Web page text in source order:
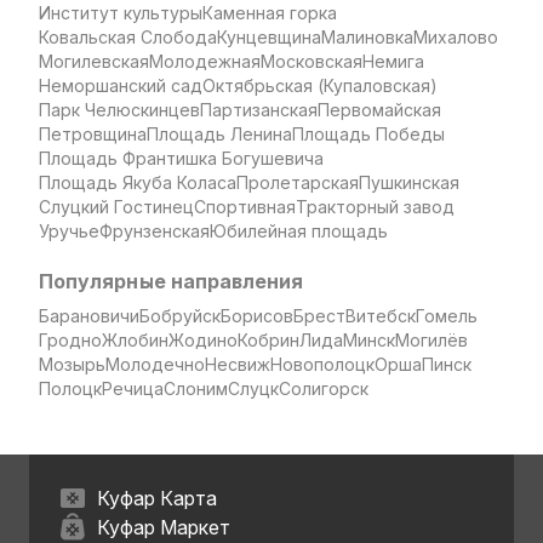
Институт культурыКаменная горка
Ковальская СлободаКунцевщинаМалиновкаМихалово
МогилевскаяМолодежнаяМосковскаяНемига
Неморшанский садОктябрьская (Купаловская)
Парк ЧелюскинцевПартизанскаяПервомайская
ПетровщинаПлощадь ЛенинаПлощадь Победы
Площадь Франтишка Богушевича
Площадь Якуба КоласаПролетарскаяПушкинская
Слуцкий ГостинецСпортивнаяТракторный завод
УручьеФрунзенскаяЮбилейная площадь
Популярные направления
БарановичиБобруйскБорисовБрестВитебскГомель
ГродноЖлобинЖодиноКобринЛидаМинскМогилёв
МозырьМолодечноНесвижНовополоцкОршаПинск
ПолоцкРечицаСлонимСлуцкСолигорск
Куфар Карта
Куфар Маркет